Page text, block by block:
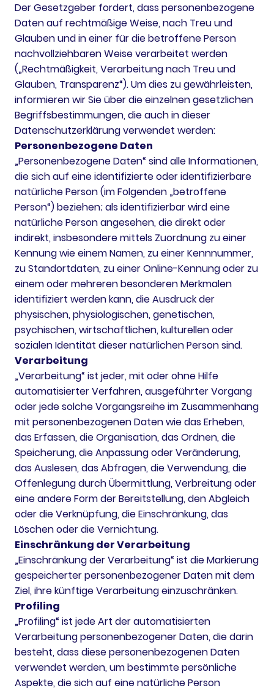
Der Gesetzgeber fordert, dass personenbezogene
Daten auf rechtmäßige Weise, nach Treu und
Glauben und in einer für die betroffene Person
nachvollziehbaren Weise verarbeitet werden
(„Rechtmäßigkeit, Verarbeitung nach Treu und
Glauben, Transparenz“). Um dies zu gewährleisten,
informieren wir Sie über die einzelnen gesetzlichen
Begriffsbestimmungen, die auch in dieser
Datenschutzerklärung verwendet werden:
Personenbezogene Daten
„Personenbezogene Daten“ sind alle Informationen,
die sich auf eine identifizierte oder identifizierbare
natürliche Person (im Folgenden „betroffene
Person“) beziehen; als identifizierbar wird eine
natürliche Person angesehen, die direkt oder
indirekt, insbesondere mittels Zuordnung zu einer
Kennung wie einem Namen, zu einer Kennnummer,
zu Standortdaten, zu einer Online-Kennung oder zu
einem oder mehreren besonderen Merkmalen
identifiziert werden kann, die Ausdruck der
physischen, physiologischen, genetischen,
psychischen, wirtschaftlichen, kulturellen oder
sozialen Identität dieser natürlichen Person sind.
Verarbeitung
„Verarbeitung“ ist jeder, mit oder ohne Hilfe
automatisierter Verfahren, ausgeführter Vorgang
oder jede solche Vorgangsreihe im Zusammenhang
mit personenbezogenen Daten wie das Erheben,
das Erfassen, die Organisation, das Ordnen, die
Speicherung, die Anpassung oder Veränderung,
das Auslesen, das Abfragen, die Verwendung, die
Offenlegung durch Übermittlung, Verbreitung oder
eine andere Form der Bereitstellung, den Abgleich
oder die Verknüpfung, die Einschränkung, das
Löschen oder die Vernichtung.
Einschränkung der Verarbeitung
„Einschränkung der Verarbeitung“ ist die Markierung
gespeicherter personenbezogener Daten mit dem
Ziel, ihre künftige Verarbeitung einzuschränken.
Profiling
„Profiling“ ist jede Art der automatisierten
Verarbeitung personenbezogener Daten, die darin
besteht, dass diese personenbezogenen Daten
verwendet werden, um bestimmte persönliche
Aspekte, die sich auf eine natürliche Person